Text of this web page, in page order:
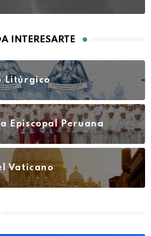
INTERESARTE
Litúrgico
Episcopal Peruana
Vaticano